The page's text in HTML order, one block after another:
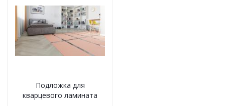
Подложка для
кварцевого ламината